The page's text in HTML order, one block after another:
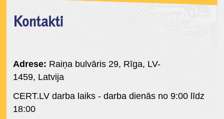
Kontakti
Adrese: Raiņa bulvāris 29, Rīga, LV-
1459, Latvija
CERT.LV darba laiks - darba dienās no 9:00 līdz
18:00